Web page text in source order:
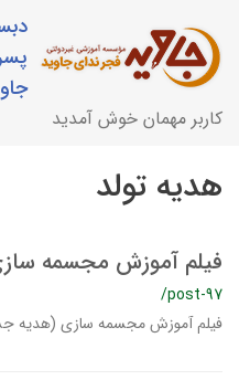
کاربر مهمان خوش آمدید
هدیه تولد
فیلم آموزش مجسمه
/post-97
فیلم آموزش مجسمه سازی (هدیه